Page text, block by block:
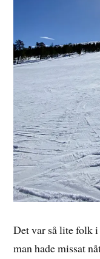
Det var så lite folk
man hade missat